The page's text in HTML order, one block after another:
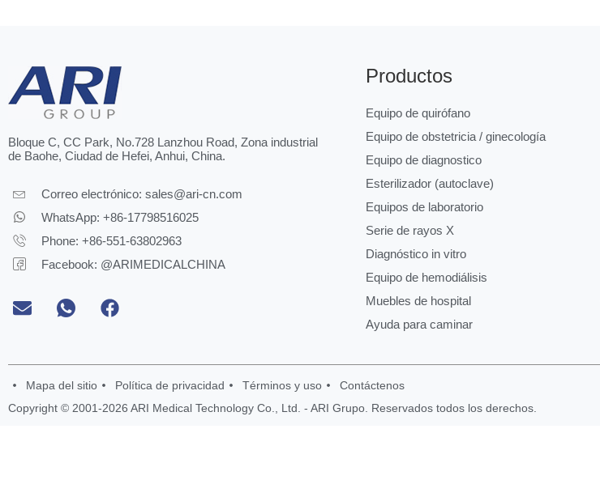
Bloque C, CC Park, No.728 Lanzhou Road, Zona industrial
de Baohe, Ciudad de Hefei, Anhui, China.
Correo electrónico: sales@ari-cn.com
WhatsApp: +86-17798516025
Phone: +86-551-63802963
Facebook: @ARIMEDICALCHINA
Productos
Equipo de quirófano
Equipo de obstetricia / ginecología
Equipo de diagnostico
Esterilizador (autoclave)
Equipos de laboratorio
Serie de rayos X
Diagnóstico in vitro
Equipo de hemodiálisis
Muebles de hospital
Ayuda para caminar
Mapa del sitio Política de privacidad Términos y uso
Contáctenos
Copyright © 2001-2026 ARI Medical Technology Co., Ltd. - ARI Grupo. Reservados todos los derechos.